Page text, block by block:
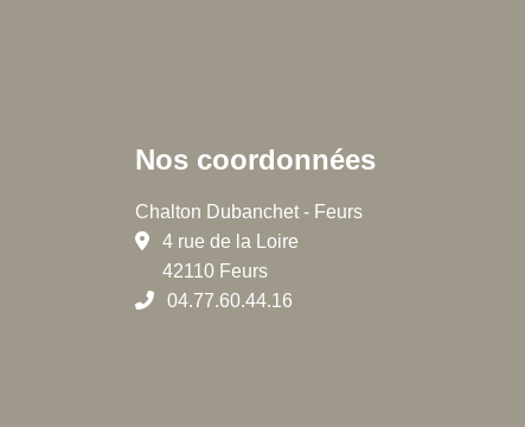
Nos coordonnées
Chalton Dubanchet - Feurs
4 rue de la Loire
42110 Feurs
04.77.60.44.16